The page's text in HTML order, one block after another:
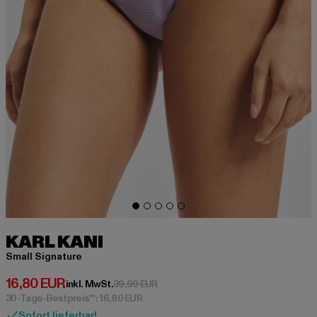
KARL KANI
Small Signature
16,80 EUR
Derzeitiger Preis: 16,80 EUR
inkl. MwSt.39,99 EURAktionspreis: 39,99 EUR
30-Tage-Bestpreis**: 16,80 EUR